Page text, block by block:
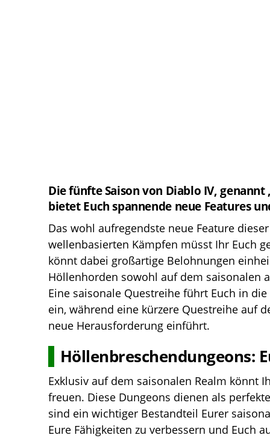
Die fünfte Saison von Diablo IV,
bietet Euch spannende neue Features
Das wohl aufregendste neue Feature
wellenbasierten Kämpfen müsst Ihr Euch
könnt dabei großartige Belohnungen
Höllenhorden sowohl auf dem saisonalen
Eine saisonale Questreihe führt Euch in
ein, während eine kürzere Questreihe auf
neue Herausforderung einführt.
Höllenbreschendungeons:
Exklusiv auf dem saisonalen Realm könnt
freuen. Diese Dungeons dienen als
sind ein wichtiger Bestandteil Eurer
Eure Fähigkeiten zu verbessern und Euch